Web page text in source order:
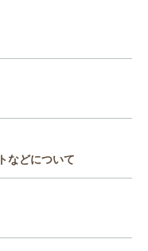
などについて